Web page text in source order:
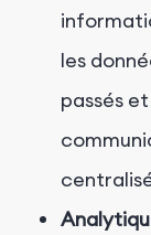
les
passés